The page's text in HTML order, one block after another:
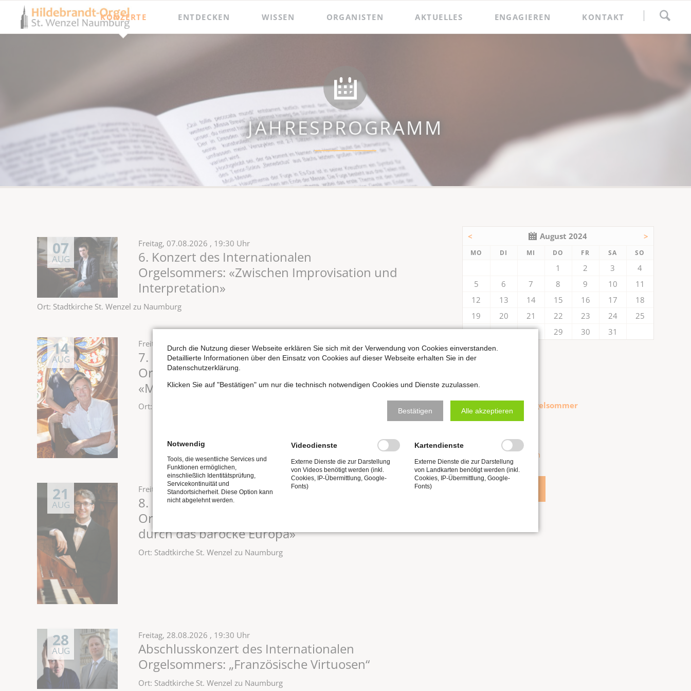
überspringen
KONZERTE
Festival Hildebrandt-Tage
ENTDECKEN WISSEN
Bach in Naumburg
ORGANISTEN
Die Assistenzorganistin
Berühmte Gast-Organisten
AKTUELLES ENGAGIEREN KONTAKT
JAHRESPROGRAMM
07
AUG
Freitag, 07.08.2026 , 19:30 Uhr
6. Konzert des Internationalen
Orgelsommers: «Zwischen Improvisation und
Interpretation»
Ort: Stadtkirche St. Wenzel zu Naumburg
14
AUG
Freitag, 14.08.2026 , 19:30 Uhr
7. Konzert des Internationalen
Orgelsommers: Musik für Sopran & Orgel:
«MAGNIFICAT - eine Hand voll Sternenstaub»
Ort: Stadtkirche St. Wenzel zu Naumburg
21
AUG
Freitag, 21.08.2026 , 19:30 Uhr
8. Konzert des Internationalen
Orgelsommers: «Eine musikalische Reise
durch das barocke Europa»
Ort: Stadtkirche St. Wenzel zu Naumburg
28
AUG
Freitag, 28.08.2026 , 19:30 Uhr
Abschlusskonzert des Internationalen
Orgelsommers: „Französische Virtuosen“
Ort: Stadtkirche St. Wenzel zu Naumburg
< August 2024 >
MO NTAGDI ENSTAG
MI TTWOCH
DO NNERSTAG
FR EITAGSA MSTAGSO
1 2 3
4
5
6 7 8 9 10
11
12
13 14 15 16 17
18
19
20 21 22 23 24
25
26
27 28 29 30 31
Kategorien
Internationaler Orgelsommer
Orgel punkt 12
Filter zurücksetzen
Durch die Nutzung dieser Webseite erklären Sie sich mit der Verwendung von Cookies einverstanden.
Detaillierte Informationen über den Einsatz von Cookies auf dieser Webseite erhalten Sie in der
Datenschutzerklärung.
Klicken Sie auf "Bestätigen" um nur die technisch notwendigen Cookies und Dienste zuzulassen.
Bestätigen Alle akzeptieren
Notwendig
Tools, die wesentliche Services und
Funktionen ermöglichen,
einschließlich Identitätsprüfung,
Servicekontinuität und
Standortsicherheit. Diese Option kann
nicht abgelehnt werden.
Videodienste
Externe Dienste die zur Darstellung
von Videos benötigt werden (inkl.
Cookies, IP-Übermittlung, Google-
Fonts)
Kartendienste
Externe Dienste die zur Darstellung
von Landkarten benötigt werden (inkl.
Cookies, IP-Übermittlung, Google-
Fonts)